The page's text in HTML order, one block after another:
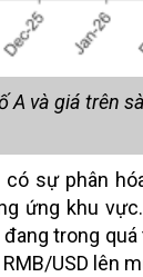
A và giá trên
sự phân
ứng khu
trong
USD lên